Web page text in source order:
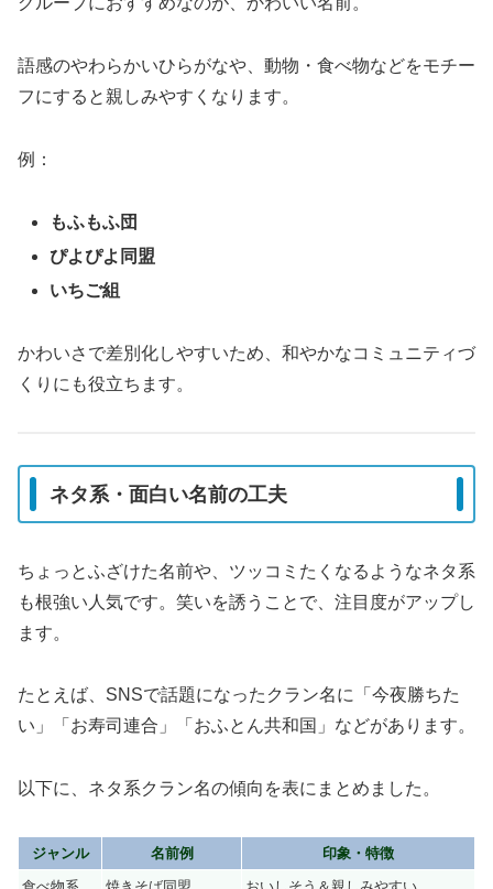
語感のやわらかいひらがなや、動物・食べ物などをモチー
フにすると親しみやすくなります。
例：
もふもふ団
ぴよぴよ同盟
いちご組
かわいさで差別化しやすいため、和やかなコミュニティづ
くりにも役立ちます。
ネタ系・面白い名前の工夫
ちょっとふざけた名前や、ツッコミたくなるようなネタ系
も根強い人気です。笑いを誘うことで、注目度がアップし
ます。
たとえば、SNSで話題になったクラン名に「今夜勝ちた
い」「お寿司連合」「おふとん共和国」などがあります。
以下に、ネタ系クラン名の傾向を表にまとめました。
ジャンル 名前例
印象・特徴